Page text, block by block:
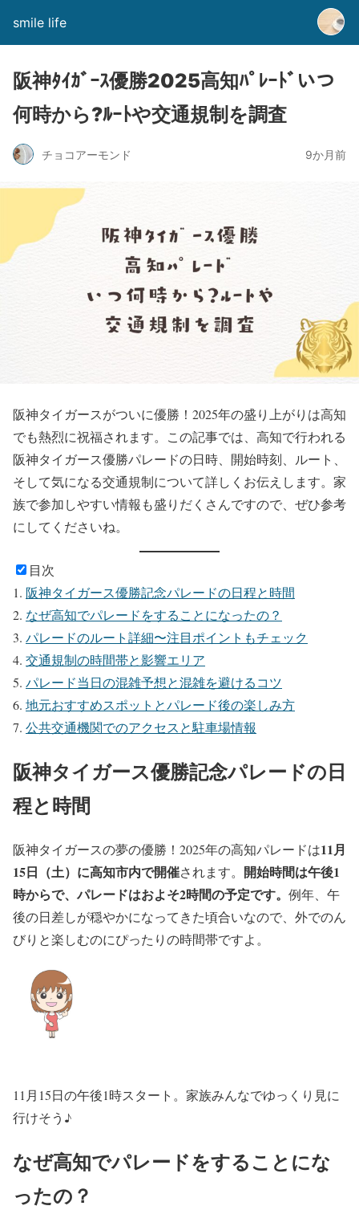
smile life
阪神ﾀｲｶﾞｰｽ優勝2025高知ﾊﾟﾚｰﾄﾞいつ
何時から?ﾙｰﾄや交通規制を調査
チョコアーモンド 9か月前
阪神タイガースがついに優勝！2025年の盛り上がりは高知
でも熱烈に祝福されます。この記事では、高知で行われる
阪神タイガース優勝パレードの日時、開始時刻、ルート、
そして気になる交通規制について詳しくお伝えします。家
族で参加しやすい情報も盛りだくさんですので、ぜひ参考
にしてくださいね。
目次
阪神タイガース優勝記念パレードの日程と時間
なぜ高知でパレードをすることになったの？
パレードのルート詳細〜注目ポイントもチェック
交通規制の時間帯と影響エリア
パレード当日の混雑予想と混雑を避けるコツ
地元おすすめスポットとパレード後の楽しみ方
公共交通機関でのアクセスと駐車場情報
阪神タイガース優勝記念パレードの日
程と時間
阪神タイガースの夢の優勝！2025年の高知パレードは11月
15日（土）に高知市内で開催されます。 開始時間は午後1
時からで、パレードはおよそ2時間の予定です。 例年、午
後の日差しが穏やかになってきた頃合いなので、外でのん
びりと楽しむのにぴったりの時間帯ですよ。
11月15日の午後1時スタート。家族みんなでゆっくり見に
行けそう♪
なぜ高知でパレードをすることにな
ったの？